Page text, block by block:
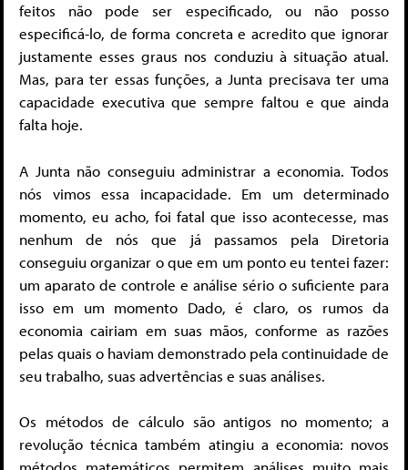
feitos não pode ser especificado, ou não posso
especificá-lo, de forma concreta e acredito que ignorar
justamente esses graus nos conduziu à situação atual.
Mas, para ter essas funções, a Junta precisava ter uma
capacidade executiva que sempre faltou e que ainda
falta hoje.
A Junta não conseguiu administrar a economia. Todos
nós vimos essa incapacidade. Em um determinado
momento, eu acho, foi fatal que isso acontecesse, mas
nenhum de nós que já passamos pela Diretoria
conseguiu organizar o que em um ponto eu tentei fazer:
um aparato de controle e análise sério o suficiente para
isso em um momento Dado, é claro, os rumos da
economia cairiam em suas mãos, conforme as razões
pelas quais o haviam demonstrado pela continuidade de
seu trabalho, suas advertências e suas análises.
Os métodos de cálculo são antigos no momento; a
revolução técnica também atingiu a economia: novos